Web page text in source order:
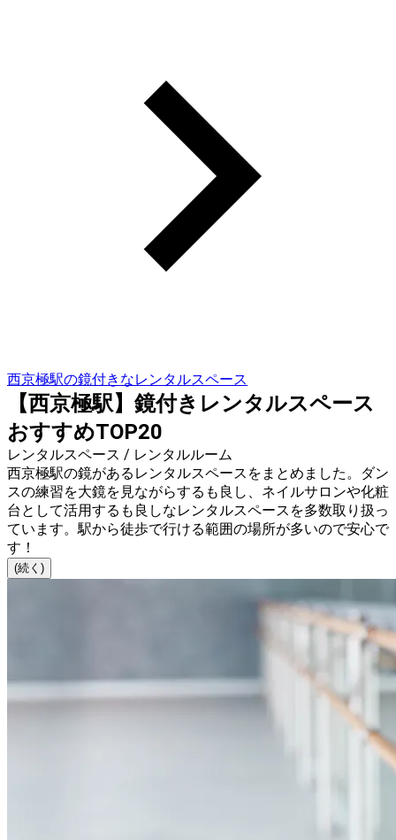
西京極駅の鏡付きなレンタルスペース
【西京極駅】鏡付きレンタルスペース
おすすめTOP20
レンタルスペース / レンタルルーム
西京極駅の鏡があるレンタルスペースをまとめました。ダン
スの練習を大鏡を見ながらするも良し、ネイルサロンや化粧
台として活用するも良しなレンタルスペースを多数取り扱っ
ています。駅から徒歩で行ける範囲の場所が多いので安心で
す！
(続く)